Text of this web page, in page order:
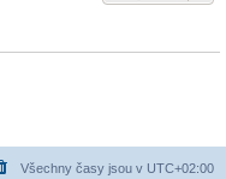
Všechny časy jsou v UTC+02:00